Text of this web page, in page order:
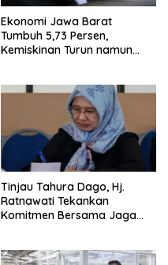
Ekonomi Jawa Barat
Tumbuh 5,73 Persen,
Kemiskinan Turun namun
Tinjau Tahura Dago, Hj.
Ratnawati Tekankan
Komitmen Bersama Jaga